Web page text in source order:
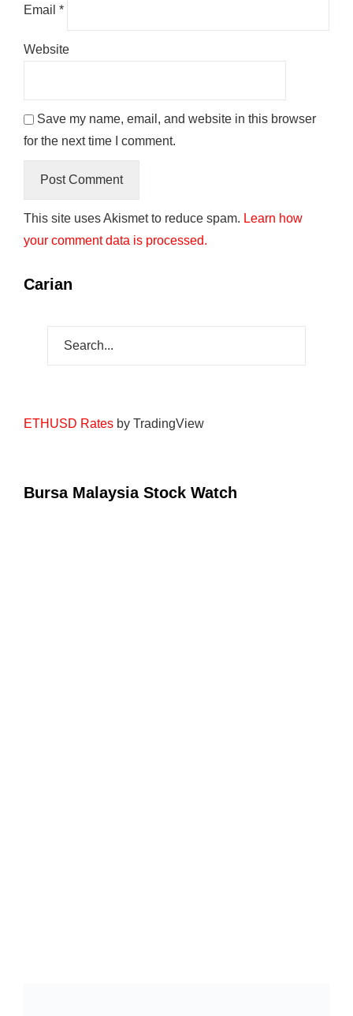
Email *
Website
Save my name, email, and website in this browser
for the next time I comment.
This site uses Akismet to reduce spam. Learn how
your comment data is processed.
Carian
ETHUSD Rates by TradingView
Bursa Malaysia Stock Watch